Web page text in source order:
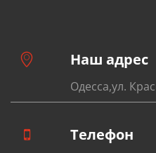
Наш адрес
Одесса,ул.
Телефон